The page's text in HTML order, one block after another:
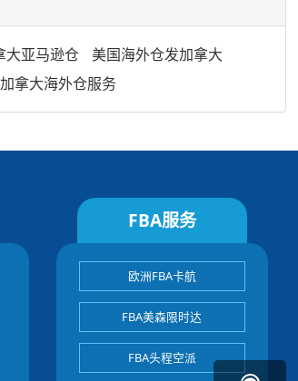
大亚马逊仓
美国海外仓发加拿大
拿大海外仓服务
FBA服务
欧洲FBA卡航
FBA美森限时达
FBA头程空派